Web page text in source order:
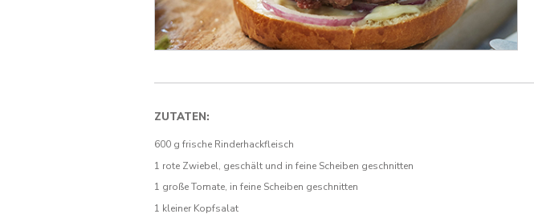
ZUTATEN:
600 g frische Rinderhackfleisch
1 rote Zwiebel, geschält und in feine Scheiben geschnitten
1 große Tomate, in feine Scheiben geschnitten
1 kleiner Kopfsalat